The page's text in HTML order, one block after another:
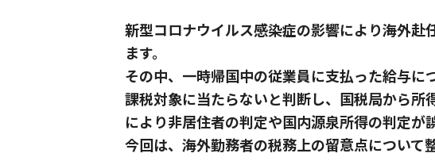
新型コロナウイルス感染症の影響により海外
ます。
その中、一時帰国中の従業員に支払った給与
課税対象に当たらないと判断し、国税局から
により非居住者の判定や国内源泉所得の判定が
今回は、海外勤務者の税務上の留意点について